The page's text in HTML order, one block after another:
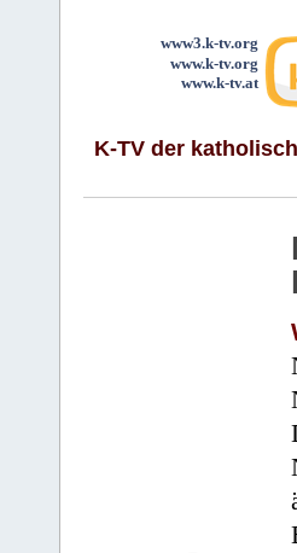
www3.k-tv.org
www.k-tv.org
www.k-tv.at
K-TV der